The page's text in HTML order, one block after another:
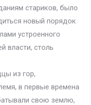
стариков, было
новый порядок
устроенного
власти, столь
из гор,
в первые времена
свою землю,